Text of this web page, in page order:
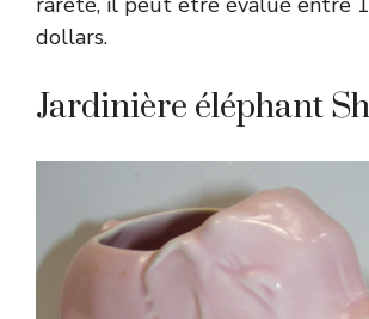
dollars.
Jardinière éléphant